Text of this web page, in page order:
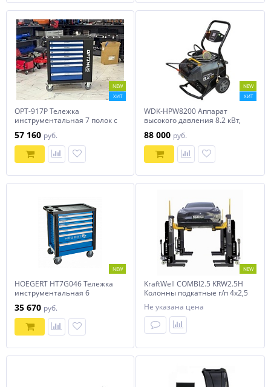
NEW
ХИТ
OPT-917P Тележка
инструментальная 7 полок с
пластиковая столешница
(289 предметов) Optimus
57 160 руб.
NEW
ХИТ
WDK-HPW8200 Аппарат
высокого давления 8.2 кВт,
WiederKraft
88 000 руб.
NEW
HOEGERT HT7G046 Тележка
инструментальная 6
пластиковый верх
35 670 руб.
NEW
KraftWell COMBI2.5 KRW2.5H
Колонны подкатные г/п 4х2,5
т. электрогидравлические
беспроводные
Не указана цена